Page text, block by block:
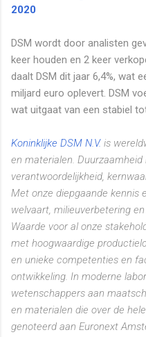
2020
DSM wordt door analisten
keer houden en 2 keer
daalt DSM dit jaar 6,4%, wat
miljard euro oplevert. DSM
wat uitgaat van een stabiel
Koninklijke DSM N.V. is
en materialen. Duurzaamheid
verantwoordelijkheid,
Met onze diepgaande kennis
welvaart, milieuverbetering
Waarde voor al onze
met hoogwaardige
en unieke competenties en
ontwikkeling. In moderne
wetenschappers aan
en materialen die over de
genoteerd aan Euronext